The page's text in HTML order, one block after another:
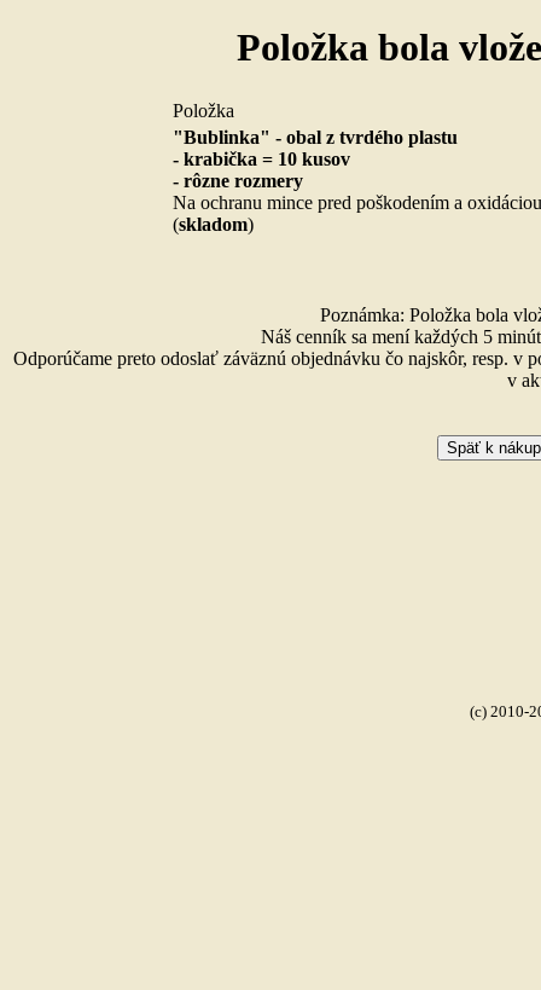
Položka bola
Položka
"Bublinka" - obal z tvrdého plastu
- krabička = 10 kusov
- rôzne rozmery
Na ochranu mince pred poškodením a oxidáciou
(skladom)
Poznámka: Položka bola
Náš cenník sa mení každých 5
Odporúčame preto odoslať záväznú objednávku čo najskôr, resp. v
v
(c) 2010-